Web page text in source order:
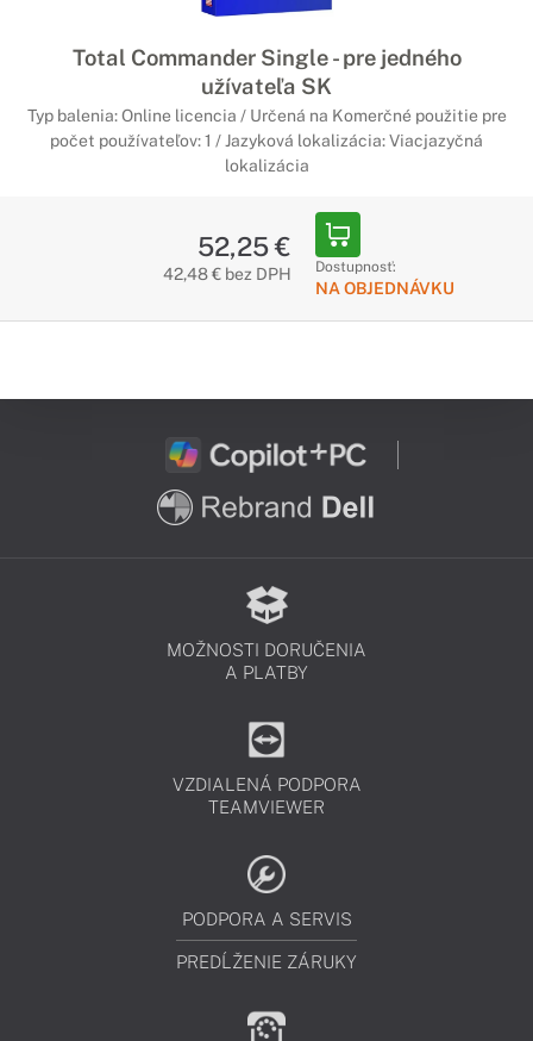
Total Commander Single - pre jedného
užívateľa SK
Typ balenia: Online licencia / Určená na Komerčné použitie pre
počet používateľov: 1 / Jazyková lokalizácia: Viacjazyčná
lokalizácia
52,25 €
42,48 € bez DPH Dostupnosť:
NA OBJEDNÁVKU
MOŽNOSTI DORUČENIA
A PLATBY
VZDIALENÁ PODPORA
TEAMVIEWER
PODPORA A SERVIS
PREDĹŽENIE ZÁRUKY